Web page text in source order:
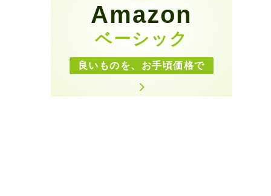
Amazon
ベーシック
良いものを、お手頃価格で